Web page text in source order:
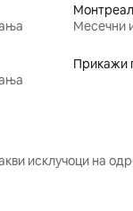
Монтреал
Месечни
Прикажи
исклучоци на